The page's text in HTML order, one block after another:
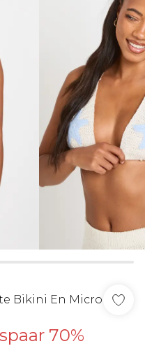
Bikini En Micro
70%